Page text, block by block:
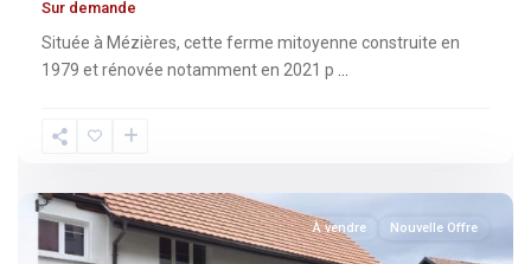
Sur demande
Située à Mézières, cette ferme mitoyenne construite en
1979 et rénovée notamment en 2021 p
Granges-
À vendre Nouvelle Offre